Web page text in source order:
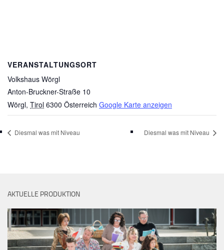
VERANSTALTUNGSORT
Volkshaus Wörgl
Anton-Bruckner-Straße 10
Wörgl, Tirol 6300 Österreich Google Karte anzeigen
Diesmal was mit Niveau Diesmal was mit Niveau
AKTUELLE PRODUKTION